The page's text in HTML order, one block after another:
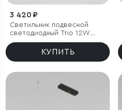
3 420 ₽
Светильник подвесной
светодиодный Trio 12W
4000K белый
КУПИТЬ